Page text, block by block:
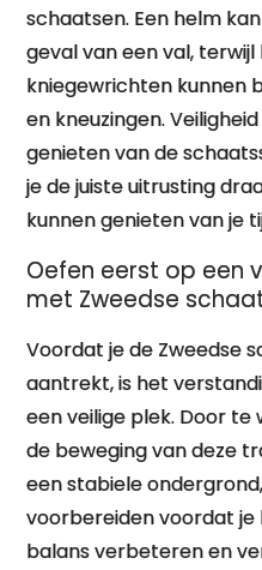
schaatsen. Een helm
geval van een val,
kniegewrichten kunnen
en kneuzingen.
genieten van de
je de juiste uitrusting
kunnen genieten van je
Oefen eerst op een
met Zweedse
Voordat je de Zweedse
aantrekt, is het
een veilige plek. Door
de beweging van deze
een stabiele
voorbereiden voordat je
balans verbeteren en